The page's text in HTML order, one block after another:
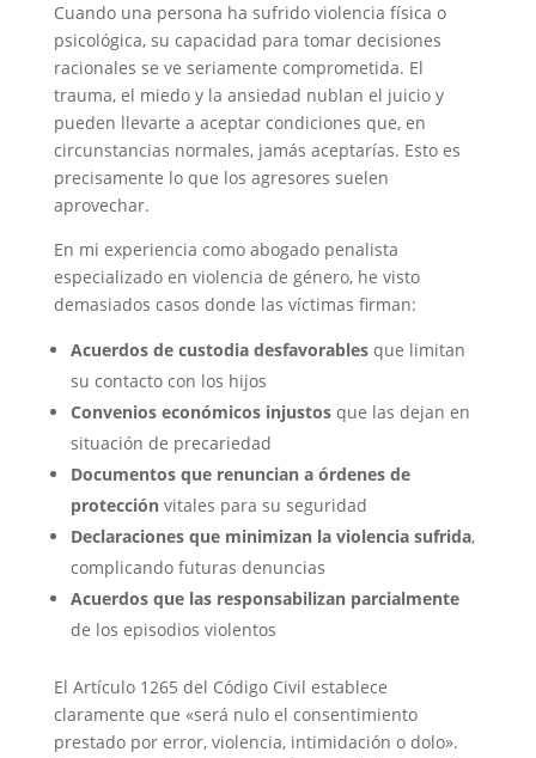
Cuando una persona ha sufrido violencia física o
psicológica, su capacidad para tomar decisiones
racionales se ve seriamente comprometida. El
trauma, el miedo y la ansiedad nublan el juicio y
pueden llevarte a aceptar condiciones que, en
circunstancias normales, jamás aceptarías. Esto es
precisamente lo que los agresores suelen
aprovechar.
En mi experiencia como abogado penalista
especializado en violencia de género, he visto
demasiados casos donde las víctimas firman:
Acuerdos de custodia desfavorablesque limitan
su contacto con los hijos
Convenios económicos injustosque las dejan en
situación de precariedad
Documentos que renuncian a órdenes de
protecciónvitales para su seguridad
Declaraciones que minimizan la violencia sufrida,
complicando futuras denuncias
Acuerdos que las responsabilizan parcialmente
de los episodios violentos
El Artículo 1265 del Código Civil establece
claramente que «será nulo el consentimiento
prestado por error, violencia, intimidación o dolo».